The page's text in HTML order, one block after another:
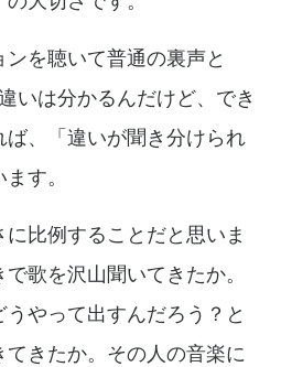
ンを聴いて普通の裏声と
いは分かるんだけど、でき
、
「違いが聞き分けられ
す。
比例することだと思いま
歌を沢山聞いてきたか。
やって出すんだろう？と
きたか。その人の音楽に